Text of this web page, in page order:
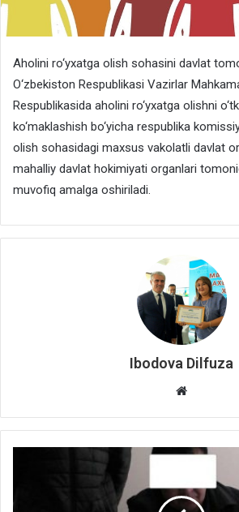
Aholini ro‘yxatga olish sohasini davlat
O‘zbekiston Respublikasi Vazirlar
Respublikasida aholini ro‘yxatga olishni
ko‘maklashish bo‘yicha respublika
olish sohasidagi maxsus vakolatli davlat
mahalliy davlat hokimiyati organlari
muvofiq amalga oshiriladi.
Ibodova Dilfuza
Website